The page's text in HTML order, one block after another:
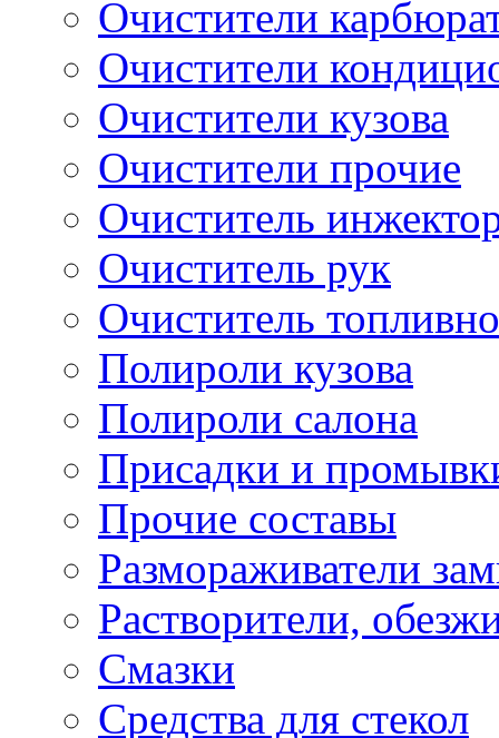
Очистители
Очистители
Очистители кузова
Очистители прочие
Очиститель
Очиститель рук
Очиститель
Полироли кузова
Полироли салона
Присадки и
Прочие составы
Размораживатели
Растворители,
Смазки
Средства для стекол